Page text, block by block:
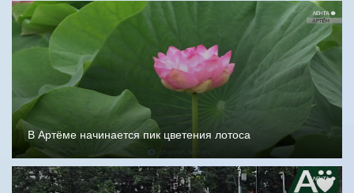
В Артёме начинается пик цветения лотоса